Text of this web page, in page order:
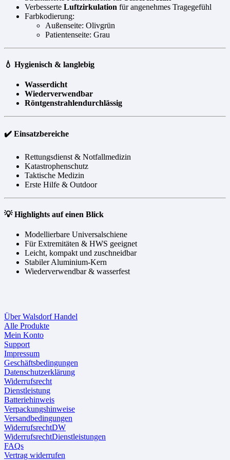
Verbesserte Luftzirkulation für angenehmes Tragegefühl
Farbkodierung:
Außenseite: Olivgrün
Patientenseite: Grau
💧 Hygienisch & langlebig
Wasserdicht
Wiederverwendbar
Röntgenstrahlendurchlässig
✔️ Einsatzbereiche
Rettungsdienst & Notfallmedizin
Katastrophenschutz
Taktische Medizin
Erste Hilfe & Outdoor
💡 Highlights auf einen Blick
Modellierbare Universalschiene
Für Extremitäten & HWS geeignet
Leicht, kompakt und zuschneidbar
Stabiler Aluminium-Kern
Wiederverwendbar & wasserfest
Über Walsdorf Handel
Alle Produkte
Mein Konto
Support
Impressum
Geschäftsbedingungen
Datenschutzerklärung
Widerrufsrecht
Dienstleistung
Batteriehinweis
Verpackungshinweise
Versandbedingungen
WiderrufsrechtDW
WiderrufsrechtDienstleistungen
FAQs
Vertrag widerrufen